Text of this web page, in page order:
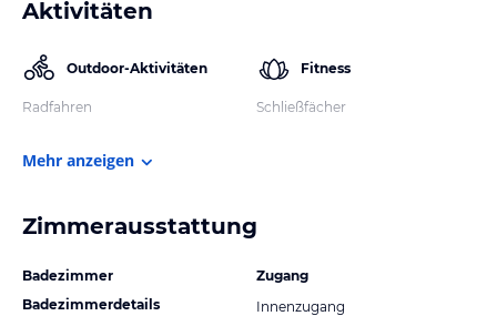
Aktivitäten
Outdoor-Aktivitäten
Radfahren
Fitness
Schließfächer
Mehr anzeigen
Zimmerausstattung
Badezimmer
Badezimmerdetails
Zugang
Innenzugang